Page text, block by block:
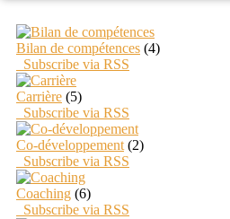
Bilan de compétences (4)
Subscribe via RSS
Carrière (5)
Subscribe via RSS
Co-développement (2)
Subscribe via RSS
Coaching (6)
Subscribe via RSS